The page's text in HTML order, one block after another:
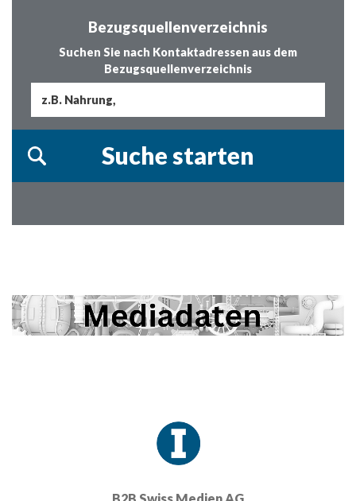
Bezugsquellenverzeichnis
Suchen Sie nach Kontaktadressen aus dem
Bezugsquellenverzeichnis